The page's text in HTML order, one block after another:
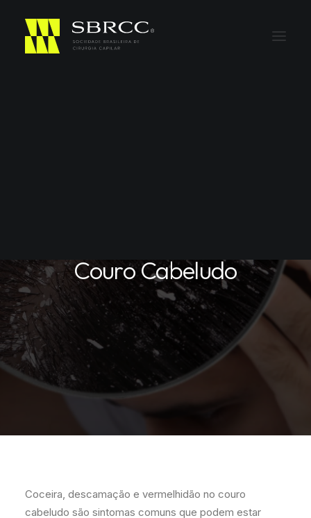
Couro Cabeludo
Coceira, descamação e vermelhidão no couro
cabeludo são sintomas comuns que podem estar